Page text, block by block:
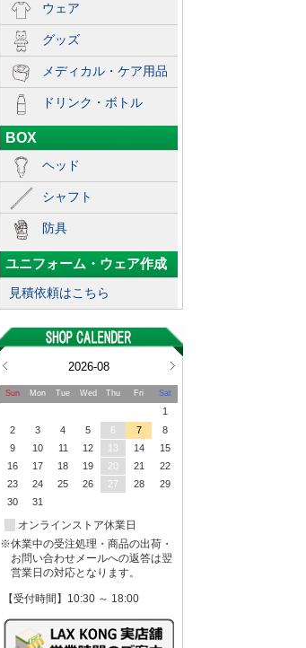
ウェア
グッズ
メディカル・ケア用品
ドリンク・ボトル
BOX
ヘッド
シャフト
防具
ユニフォーム・ウェア作成
見積依頼はこちら
2026-08
Sun Mon Tue Wed Thu Fri Sat
1
2
3 4 5 6 7
8
9
10 11 12 13 14
15
16
17 18 19 20 21
22
23
24 25 26 27 28
29
30
31
オンラインストア休業日
※休業中の受注処理・商品の出荷・
お問い合わせメールへの返答は翌
営業日の対応となります。
【受付時間】10:30 ～ 18:00